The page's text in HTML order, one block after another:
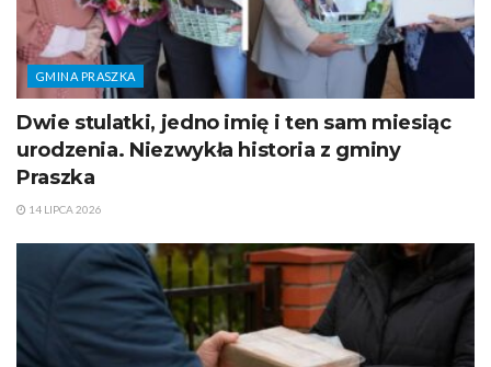
GMINA PRASZKA
Dwie stulatki, jedno imię i ten sam miesiąc
urodzenia. Niezwykła historia z gminy
Praszka
14 LIPCA 2026